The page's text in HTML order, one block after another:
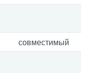
совместимый